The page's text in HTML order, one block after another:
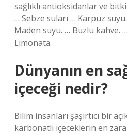
sağlıklı antioksidanlar ve
… Sebze suları … Karpuz
Maden suyu. … Buzlu kahve.
Limonata.
Dünyanın en
içeceği nedir?
Bilim insanları şaşırtıcı bir
karbonatlı içeceklerin en